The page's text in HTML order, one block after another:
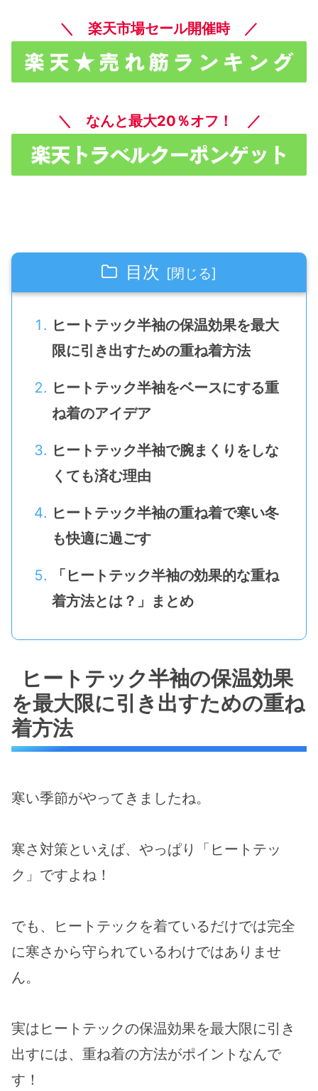
＼ 楽天市場セール開催時 ／
＼ なんと最大20％オフ！ ／
目次
ヒートテック半袖の保温効果を最大
限に引き出すための重ね着方法
ヒートテック半袖をベースにする重
ね着のアイデア
ヒートテック半袖で腕まくりをしな
くても済む理由
ヒートテック半袖の重ね着で寒い冬
も快適に過ごす
「ヒートテック半袖の効果的な重ね
着方法とは？」まとめ
ヒートテック半袖の保温効果
を最大限に引き出すための重ね
着方法
寒い季節がやってきましたね。
寒さ対策といえば、やっぱり「ヒートテッ
ク」ですよね！
でも、ヒートテックを着ているだけでは完全
に寒さから守られているわけではありませ
ん。
実はヒートテックの保温効果を最大限に引き
出すには、重ね着の方法がポイントなんで
す！